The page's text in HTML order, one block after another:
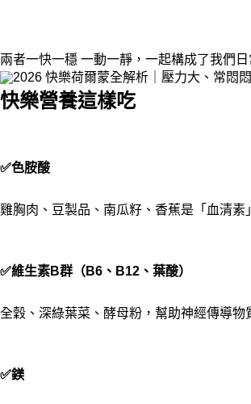
兩者一快一穩 一動一靜，一起構成了我們
快樂營養這樣吃
✅色胺酸
雞胸肉、豆製品、南瓜籽、香蕉是「血清素
✅維生素B群（B6、B12、葉酸）
全穀、深綠葉菜、酵母粉 ，幫助神經傳導
✅鎂